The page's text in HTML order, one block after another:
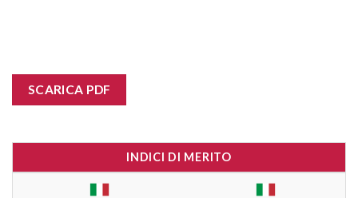
SCARICA PDF
INDICI DI MERITO